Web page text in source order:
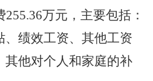
255.36万元 ，主要包括：
、绩效工资、其他工资
其他对个人和家庭的补